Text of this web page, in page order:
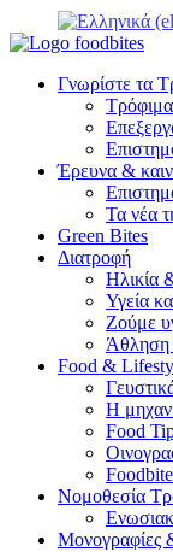
Γνωρίστε τα
Έρευνα &
Τα νέα
Green Bites
Διατροφή
Ηλικία
Υγεία
Ζούμε
Άθληση
Food &
Η
Food
Νομοθεσία
Μονογραφίες